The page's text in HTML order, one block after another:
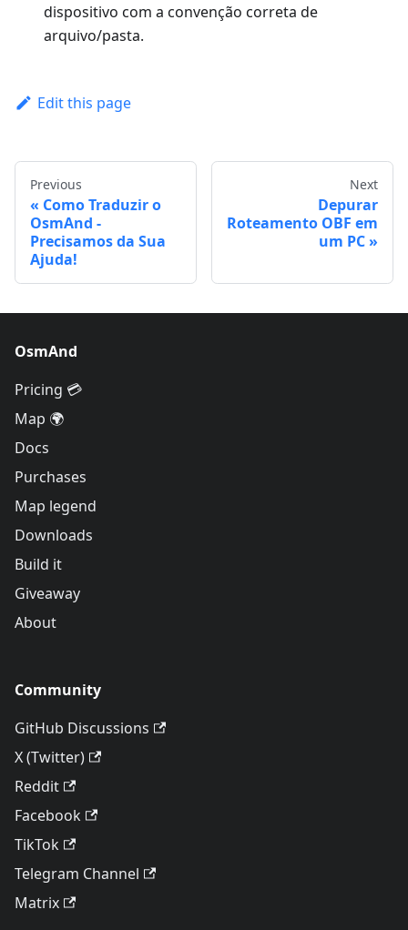
dispositivo com a convenção correta de
arquivo/pasta.
Edit this page
Previous
Como Traduzir o
OsmAnd -
Precisamos da Sua
Ajuda!
Next
Depurar
Roteamento OBF em
um PC
OsmAnd
Pricing 💳
Map 🌍
Docs
Purchases
Map legend
Downloads
Build it
Giveaway
About
Community
GitHub Discussions
X (Twitter)
Reddit
Facebook
TikTok
Telegram Channel
Matrix